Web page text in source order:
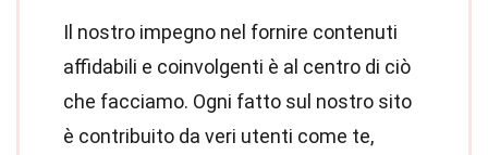
Il nostro impegno nel fornire contenuti
affidabili e coinvolgenti è al centro di ciò
che facciamo. Ogni fatto sul nostro sito
è contribuito da veri utenti come te,